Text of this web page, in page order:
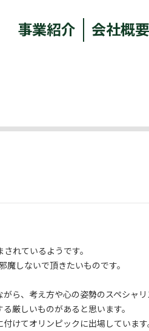
事業紹介 会社概要
れているようです。
しないで頂きたいものです。
ら、考え方や心の姿勢のスペシャリ
厳しいものがあると思います。
けてオリンピックに出場しています